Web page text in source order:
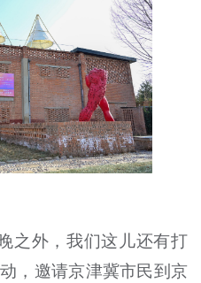
之外，我们这儿还有打
，邀请京津冀市民到京